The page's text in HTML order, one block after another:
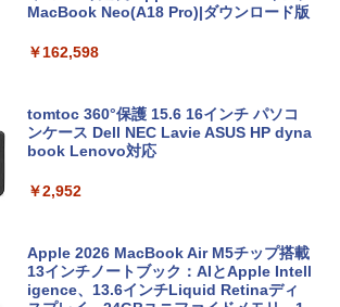
MacBook Neo(A18 Pro)|ダウンロード版
￥162,598
tomtoc 360°保護 15.6 16インチ パソコ
ンケース Dell NEC Lavie ASUS HP dyna
book Lenovo対応
￥2,952
Apple 2026 MacBook Air M5チップ搭載
13インチノートブック：AIとApple Intell
igence、13.6インチLiquid Retinaディ